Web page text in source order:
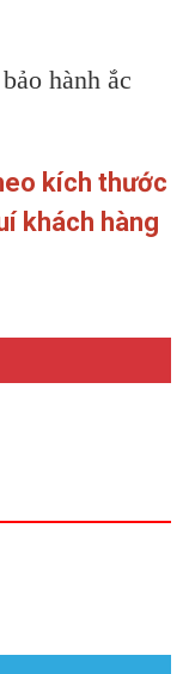
hành ắc
kích thước
khách hàng